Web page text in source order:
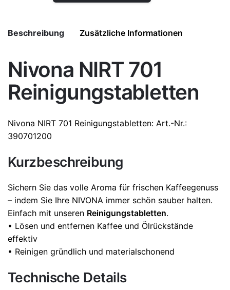
Beschreibung Zusätzliche Informationen
Nivona NIRT 701
Reinigungstabletten
Nivona NIRT 701 Reinigungstabletten: Art.-Nr.:
390701200
Kurzbeschreibung
Sichern Sie das volle Aroma für frischen Kaffeegenuss
– indem Sie Ihre NIVONA immer schön sauber halten.
Einfach mit unseren Reinigungstabletten.
• Lösen und entfernen Kaffee und Ölrückstände
effektiv
• Reinigen gründlich und materialschonend
Technische Details
Weight 0,04 kg